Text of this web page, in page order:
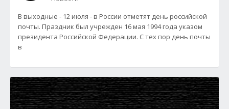
В выходные - 12 июля - в России отметят день российской
почты. Праздник был учрежден 16 мая 1994 года указом
президента Российской Федерации. С тех пор день почты
в